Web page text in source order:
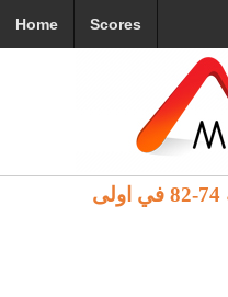
Home Scores
خسارة هوبس امام المركزية 74-82 في اولى